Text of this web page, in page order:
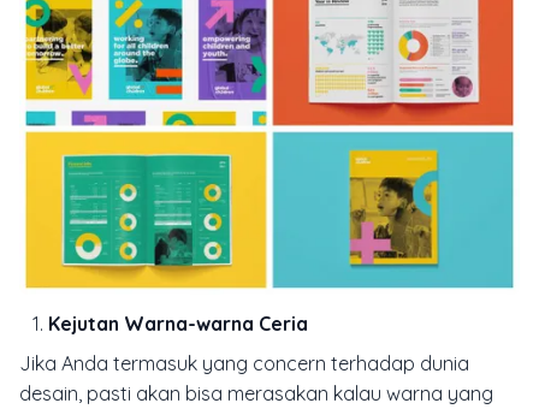
Kejutan Warna-warna Ceria
Jika Anda termasuk yang concern terhadap dunia
desain, pasti akan bisa merasakan kalau warna yang